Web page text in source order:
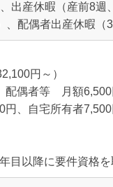
出産休暇（産前8
配偶者出産休暇（
円～）
偶者等 月額6,500
、自宅所有者
以降に要件資格を